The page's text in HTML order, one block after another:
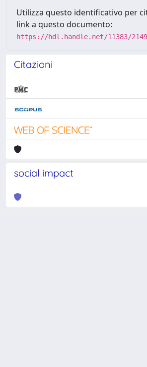
Utilizza questo identificativo per
link a questo documento:
https://hdl.handle.net/11383/
Citazioni
social impact